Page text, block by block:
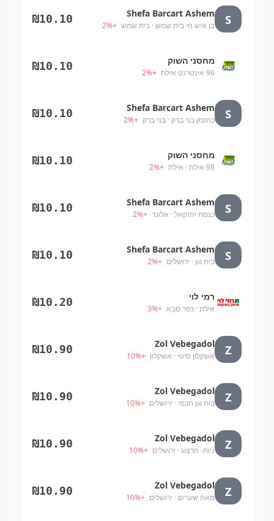
S
Shefa Barcart Ashem
בן איש חי בית שמש · בית שמש +
2%
₪10.10
מחסני השוק
96 אינטרנט אילת +
2%
₪10.10
S
Shefa Barcart Ashem
כהנמן בני ברק · בני ברק +
2%
₪10.10
מחסני השוק
98 אילת · אילת +
2%
₪10.10
S
Shefa Barcart Ashem
כנסת יחזקאל · אלעד +
2%
₪10.10
S
Shefa Barcart Ashem
בית וגן · ירושלים +
2%
₪10.10
רמי לוי
אילת · כפר סבא +
3%
₪10.20
Z
Zol Vebegadol
אשקלון סיטי · אשקלון +
10%
₪10.90
Z
Zol Vebegadol
בית וגן חכמי · ירושלים +
10%
₪10.90
Z
Zol Vebegadol
ניות- הרצוג · ירושלים +
10%
₪10.90
Z
Zol Vebegadol
מאה שערים · ירושלים +
10%
₪10.90